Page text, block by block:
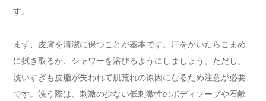
す。
まず、皮膚を清潔に保つことが基本です。汗をかいたらこまめ
に拭き取るか、シャワーを浴びるようにしましょう。ただし、
洗いすぎも皮脂が失われて肌荒れの原因になるため注意が必要
です。洗う際は、刺激の少ない低刺激性のボディソープや石鹸